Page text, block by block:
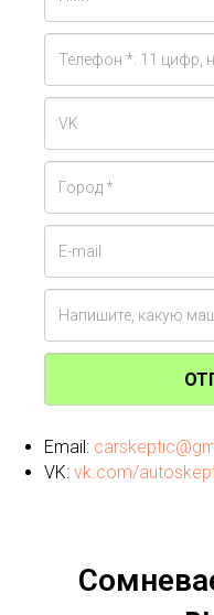
Email:
VK: vk.com/